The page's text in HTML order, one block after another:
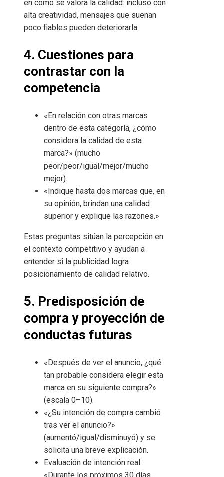
en cómo se valora la calidad: incluso con
alta creatividad, mensajes que suenan
poco fiables pueden deteriorarla.
4. Cuestiones para
contrastar con la
competencia
«En relación con otras marcas
dentro de esta categoría, ¿cómo
considera la calidad de esta
marca?» (mucho
peor/peor/igual/mejor/mucho
mejor).
«Indique hasta dos marcas que, en
su opinión, brindan una calidad
superior y explique las razones.»
Estas preguntas sitúan la percepción en
el contexto competitivo y ayudan a
entender si la publicidad logra
posicionamiento de calidad relativo.
5. Predisposición de
compra y proyección de
conductas futuras
«Después de ver el anuncio, ¿qué
tan probable considera elegir esta
marca en su siguiente compra?»
(escala 0–10).
«¿Su intención de compra cambió
tras ver el anuncio?»
(aumentó/igual/disminuyó) y se
solicita una breve explicación.
Evaluación de intención real: